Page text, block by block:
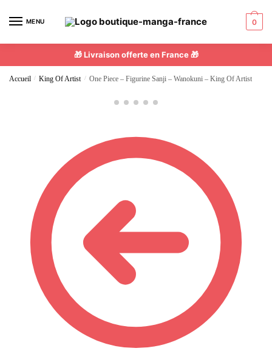
MENU 0
🎁 Livraison offerte en France 🎁
Accueil / King Of Artist / One Piece – Figurine Sanji – Wanokuni – King Of Artist